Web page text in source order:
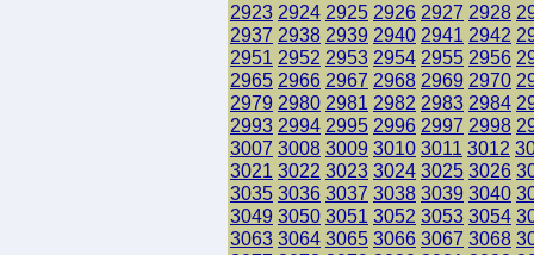
2923 2924 2925 2926 2927 2928
2937 2938 2939 2940 2941 2942
2951 2952 2953 2954 2955 2956
2965 2966 2967 2968 2969 2970
2979 2980 2981 2982 2983 2984
2993 2994 2995 2996 2997 2998
3007 3008 3009 3010 3011 3012
3021 3022 3023 3024 3025 3026
3035 3036 3037 3038 3039 3040
3049 3050 3051 3052 3053 3054
3063 3064 3065 3066 3067 3068